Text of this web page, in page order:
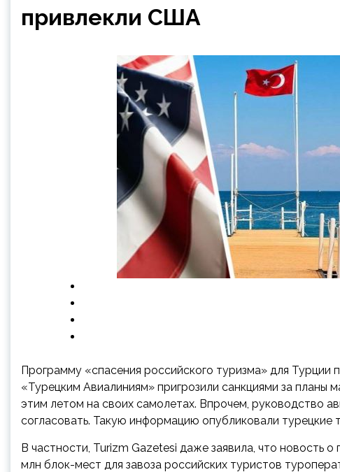
привлекли США
Программу «спасения российского туризма» для
«Турецким Авиалиниям» пригрозили санкциями за планы
этим летом на своих самолетах. Впрочем, руководство
согласовать. Такую информацию опубликовали турецкие
В частности, Turizm Gazetesi даже заявила, что новость
млн блок-мест для завоза российских туристов